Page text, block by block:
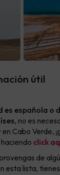
útil
es española o
, no es
Cabo Verde,
click
de
esta lista,